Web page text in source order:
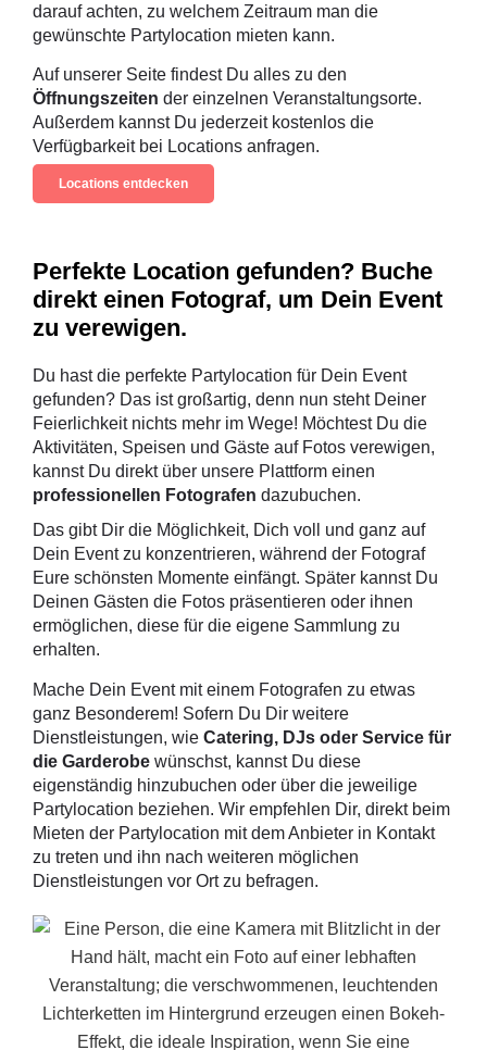
darauf achten, zu welchem Zeitraum man die
gewünschte Partylocation mieten kann.
Auf unserer Seite findest Du alles zu den
Öffnungszeiten der einzelnen Veranstaltungsorte.
Außerdem kannst Du jederzeit kostenlos die
Verfügbarkeit bei Locations anfragen.
Locations entdecken
Perfekte Location gefunden? Buche
direkt einen Fotograf, um Dein Event
zu verewigen.
Du hast die perfekte Partylocation für Dein Event
gefunden? Das ist großartig, denn nun steht Deiner
Feierlichkeit nichts mehr im Wege! Möchtest Du die
Aktivitäten, Speisen und Gäste auf Fotos verewigen,
kannst Du direkt über unsere Plattform einen
professionellen Fotografen dazubuchen.
Das gibt Dir die Möglichkeit, Dich voll und ganz auf
Dein Event zu konzentrieren, während der Fotograf
Eure schönsten Momente einfängt. Später kannst Du
Deinen Gästen die Fotos präsentieren oder ihnen
ermöglichen, diese für die eigene Sammlung zu
erhalten.
Mache Dein Event mit einem Fotografen zu etwas
ganz Besonderem! Sofern Du Dir weitere
Dienstleistungen, wie Catering, DJs oder Service für
die Garderobe wünschst, kannst Du diese
eigenständig hinzubuchen oder über die jeweilige
Partylocation beziehen. Wir empfehlen Dir, direkt beim
Mieten der Partylocation mit dem Anbieter in Kontakt
zu treten und ihn nach weiteren möglichen
Dienstleistungen vor Ort zu befragen.